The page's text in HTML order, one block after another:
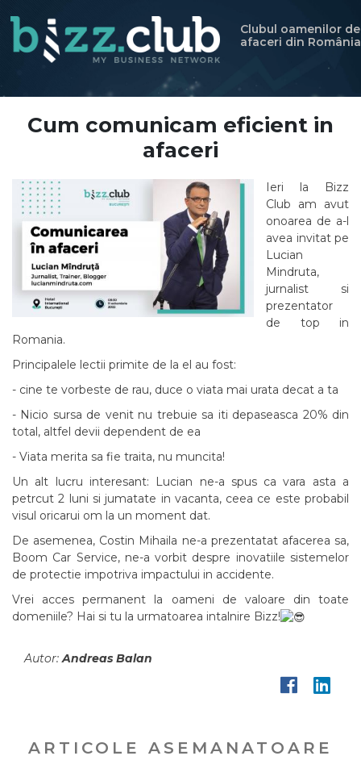
Clubul oamenilor de
afaceri din România
Cum comunicam eficient in
afaceri
Ieri la Bizz
Club am avut
onoarea de a-l
avea invitat pe
Lucian
Mindruta,
jurnalist si
prezentator
de top in
Romania.
Principalele lectii primite de la el au fost:
- cine te vorbeste de rau, duce o viata mai urata decat a ta
- Nicio sursa de venit nu trebuie sa iti depaseasca 20% din
total, altfel devii dependent de ea
- Viata merita sa fie traita, nu muncita!
Un alt lucru interesant: Lucian ne-a spus ca vara asta a
petrcut 2 luni si jumatate in vacanta, ceea ce este probabil
visul oricarui om la un moment dat.
De asemenea, Costin Mihaila ne-a prezentatat afacerea sa,
Boom Car Service, ne-a vorbit despre inovatiile sistemelor
de protectie impotriva impactului in accidente.
Vrei acces permanent la oameni de valoare din toate
domeniile? Hai si tu la urmatoarea intalnire Bizz!
Autor:Andreas Balan
ARTICOLE ASEMANATOARE